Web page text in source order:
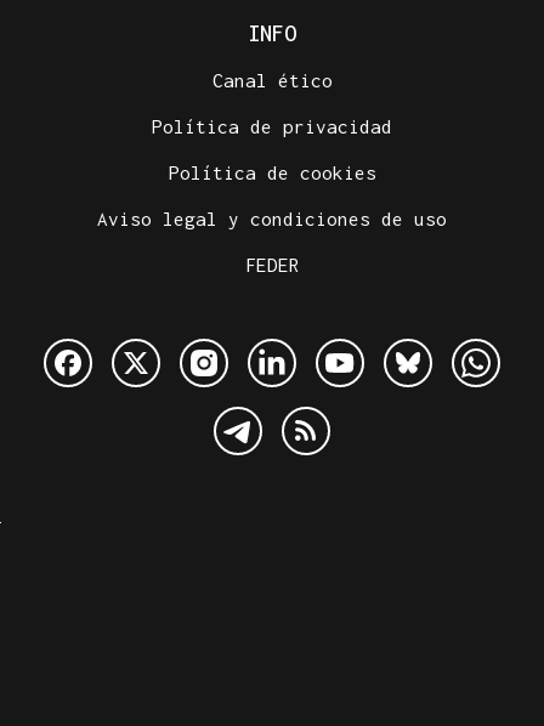
INFO
Canal ético
Política de privacidad
Política de cookies
Aviso legal y condiciones de uso
FEDER